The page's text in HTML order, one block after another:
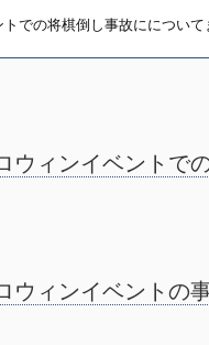
での将棋倒し事故にについて
ウィンイベントで
ウィンイベントの